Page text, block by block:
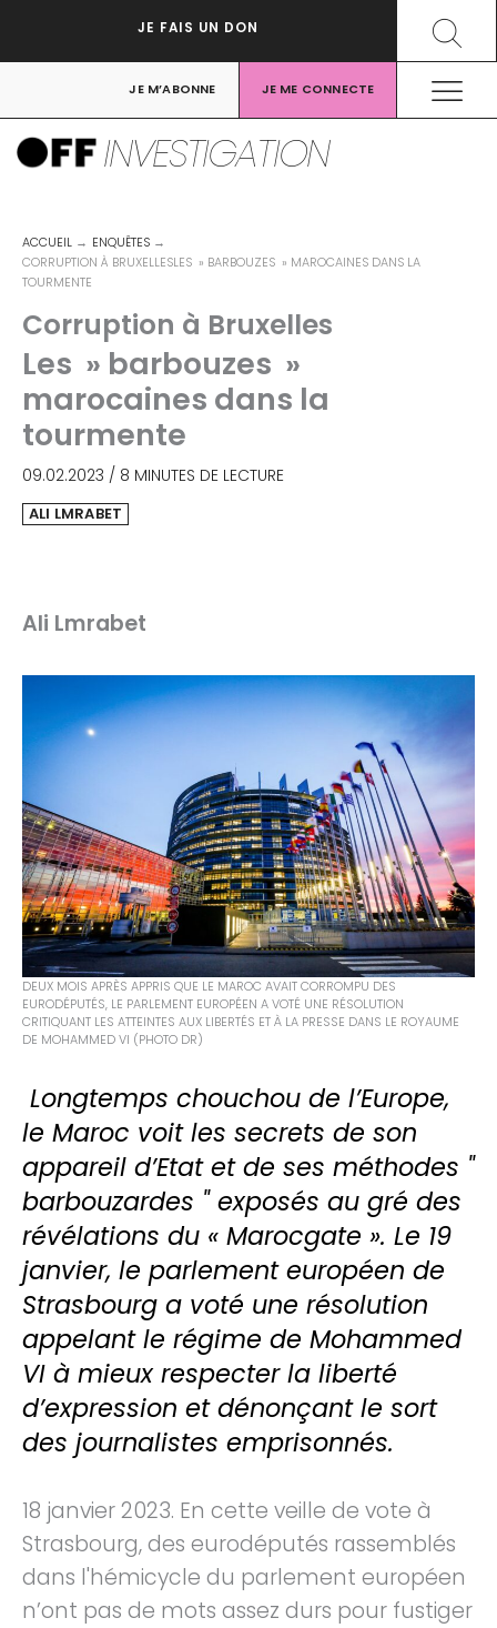
JE FAIS UN DON
JE M’ABONNE JE ME CONNECTE
INVESTIGATION
ACCUEIL
ENQUÊTES
CORRUPTION À BRUXELLESLES » BARBOUZES » MAROCAINES DANS LA
TOURMENTE
Corruption à Bruxelles
Les » barbouzes »
marocaines dans la
tourmente
09.02.2023 / 8 MINUTES DE LECTURE
ALI LMRABET
Ali Lmrabet
DEUX MOIS APRÈS APPRIS QUE LE MAROC AVAIT CORROMPU DES
EURODÉPUTÉS, LE PARLEMENT EUROPÉEN A VOTÉ UNE RÉSOLUTION
CRITIQUANT LES ATTEINTES AUX LIBERTÉS ET À LA PRESSE DANS LE ROYAUME
DE MOHAMMED VI (PHOTO DR)
Longtemps chouchou de l’Europe,
le Maroc voit les secrets de son
appareil d’Etat et de ses méthodes "
barbouzardes " exposés au gré des
révélations du « Marocgate ». Le 19
janvier, le parlement européen de
Strasbourg a voté une résolution
appelant le régime de Mohammed
VI à mieux respecter la liberté
d’expression et dénonçant le sort
des journalistes emprisonnés.
18 janvier 2023. En cette veille de vote à
Strasbourg, des eurodéputés rassemblés
dans l'hémicycle du parlement européen
n’ont pas de mots assez durs pour fustiger